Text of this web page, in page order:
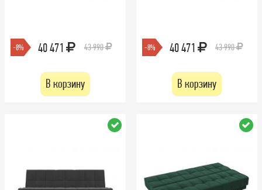
-8% 40 471 43 990
В корзину
-8% 40 471 43 990
В корзину